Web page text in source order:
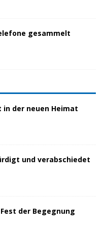
gesammelt
in der neuen Heimat
und verabschiedet
Fest der Begegnung